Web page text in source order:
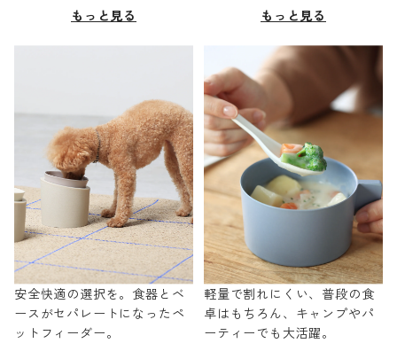
もっと見る
もっと見る
安全快適の選択を。食器とベ
ースがセパレートになったペ
ットフィーダー。
軽量で割れにくい、普段の食
卓はもちろん、キャンプやパ
ーティーでも大活躍。